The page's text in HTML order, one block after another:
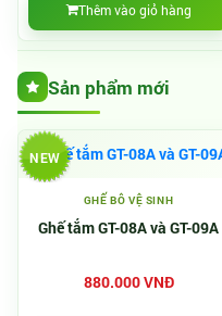
Thêm vào giỏ hàng
Sản phẩm mới
NEW
GHẾ BÔ VỆ SINH
Ghế tắm GT-08A và GT-09A
880.000 VNĐ